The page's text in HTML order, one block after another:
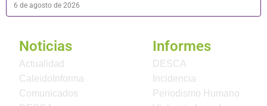
6 de agosto de 2026
Noticias
Actualidad
CaleidoInforma
Comunicados
Informes
DESCA
Incidencia
Periodismo Humano